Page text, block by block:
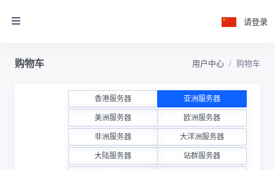
请登录
购物车 用户中心 购物车
香港服务器 亚洲服务器
美洲服务器 欧洲服务器
非洲服务器 大洋洲服务器
大陆服务器 站群服务器